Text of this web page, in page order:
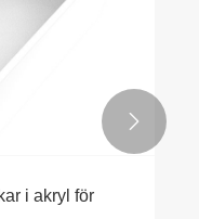
i akryl för
